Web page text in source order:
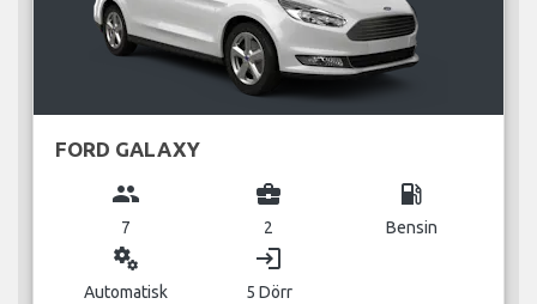
FORD GALAXY
group
7
business_center
2
local_gas_station
Bensin
miscellaneous_services
Automatisk
login
5 Dörr